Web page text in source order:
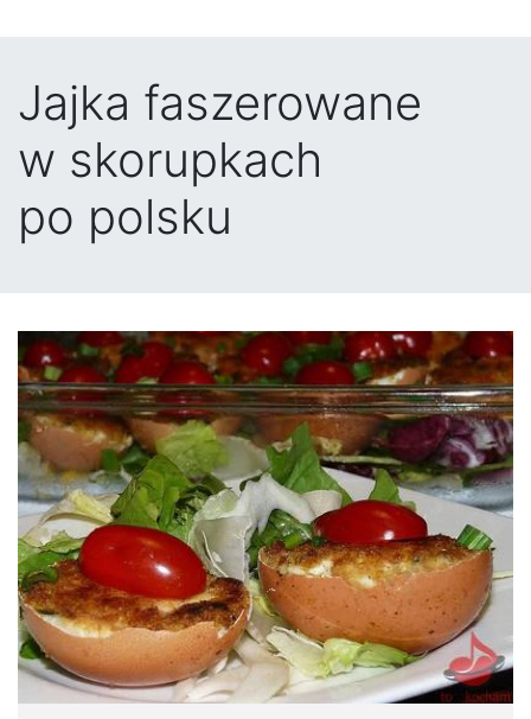
Jajka faszerowane
w skorupkach
po polsku